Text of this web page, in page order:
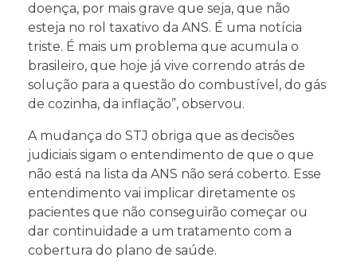
doença, por mais grave que seja, que não
esteja no rol taxativo da ANS. É uma notícia
triste. É mais um problema que acumula o
brasileiro, que hoje já vive correndo atrás de
solução para a questão do combustível, do gás
de cozinha, da inflação”, observou.
A mudança do STJ obriga que as decisões
judiciais sigam o entendimento de que o que
não está na lista da ANS não será coberto. Esse
entendimento vai implicar diretamente os
pacientes que não conseguirão começar ou
dar continuidade a um tratamento com a
cobertura do plano de saúde.